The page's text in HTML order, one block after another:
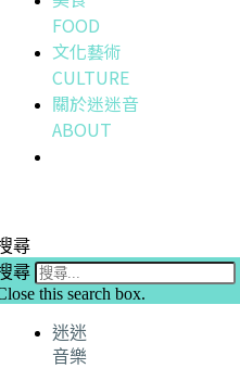
FOOD
文化藝術
CULTURE
關於迷迷音
ABOUT
尋
尋
this search box.
迷迷
音樂